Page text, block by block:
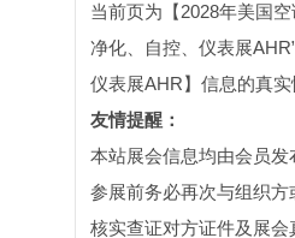
当前页为【2028年美国
净化、自控、仪表展
仪表展AHR】信息的真
友情提醒：
本站展会信息均由会员
参展前务必再次与组织
核实查证对方证件及展会